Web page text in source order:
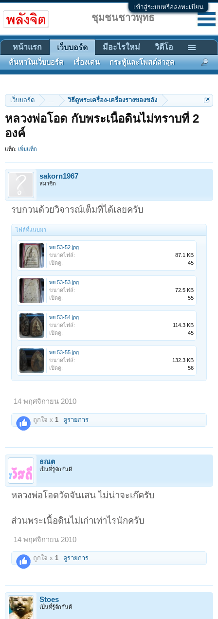
เข้าสู่ระบบหรือลงทะเบียน
เว็บบอร์ด ... วิธีดูพระเครื่อง-เครื่องรางของขลัง
หลวงพ่อโอด กับพระเนื้อดินไม่ทราบที่ 2
องค์
แท็ก: เพิ่มแท็ก
sakorn1967
สมาชิก
รบกวนด้วยวิจารณ์เต็มที่ได้เลยครับ
ไฟล์ที่แนบมา:
พย 53-52.jpg
ขนาดไฟล์:
87.1 KB
เปิดดู:
45
พย 53-53.jpg
ขนาดไฟล์:
72.5 KB
เปิดดู:
55
พย 53-54.jpg
ขนาดไฟล์:
114.3 KB
เปิดดู:
45
พย 53-55.jpg
ขนาดไฟล์:
132.3 KB
เปิดดู:
56
14 พฤศจิกายน 2010
ถูกใจ x1 ดูรายการ
ธณต
เป็นที่รู้จักกันดี
หลวงพ่อโอดวัดจันเสน ไม่น่าจะเก๊ครับ
ส่วนพระเนื้อดินไม่เก่าเท่าไรนักครับ
14 พฤศจิกายน 2010
ถูกใจ x 1 ดูรายการ
Stoes
เป็นที่รู้จักกันดี
ชุมชนชาวพุทธ
หน้าแรก เว็บบอร์ด
ค้นหาในเว็บบอร์ด เรื่องเด่น กระทู้และโพสต์ล่าสุด
มีอะไรใหม่ วิดีโอ